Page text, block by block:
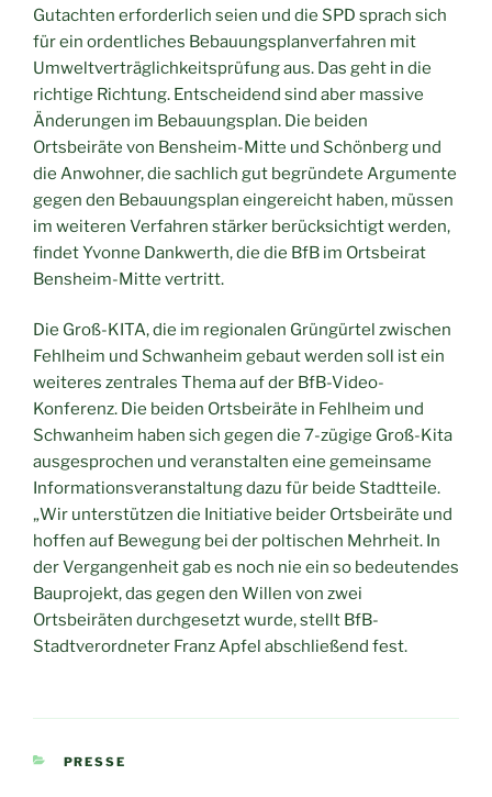
Gutachten erforderlich seien und die SPD sprach sich
für ein ordentliches Bebauungsplanverfahren mit
Umweltverträglichkeitsprüfung aus. Das geht in die
richtige Richtung. Entscheidend sind aber massive
Änderungen im Bebauungsplan. Die beiden
Ortsbeiräte von Bensheim-Mitte und Schönberg und
die Anwohner, die sachlich gut begründete Argumente
gegen den Bebauungsplan eingereicht haben, müssen
im weiteren Verfahren stärker berücksichtigt werden,
findet Yvonne Dankwerth, die die BfB im Ortsbeirat
Bensheim-Mitte vertritt.
Die Groß-KITA, die im regionalen Grüngürtel zwischen
Fehlheim und Schwanheim gebaut werden soll ist ein
weiteres zentrales Thema auf der BfB-Video-
Konferenz. Die beiden Ortsbeiräte in Fehlheim und
Schwanheim haben sich gegen die 7-zügige Groß-Kita
ausgesprochen und veranstalten eine gemeinsame
Informationsveranstaltung dazu für beide Stadtteile.
„Wir unterstützen die Initiative beider Ortsbeiräte und
hoffen auf Bewegung bei der poltischen Mehrheit. In
der Vergangenheit gab es noch nie ein so bedeutendes
Bauprojekt, das gegen den Willen von zwei
Ortsbeiräten durchgesetzt wurde, stellt BfB-
Stadtverordneter Franz Apfel abschließend fest.
KATEGORIEN
PRESSE